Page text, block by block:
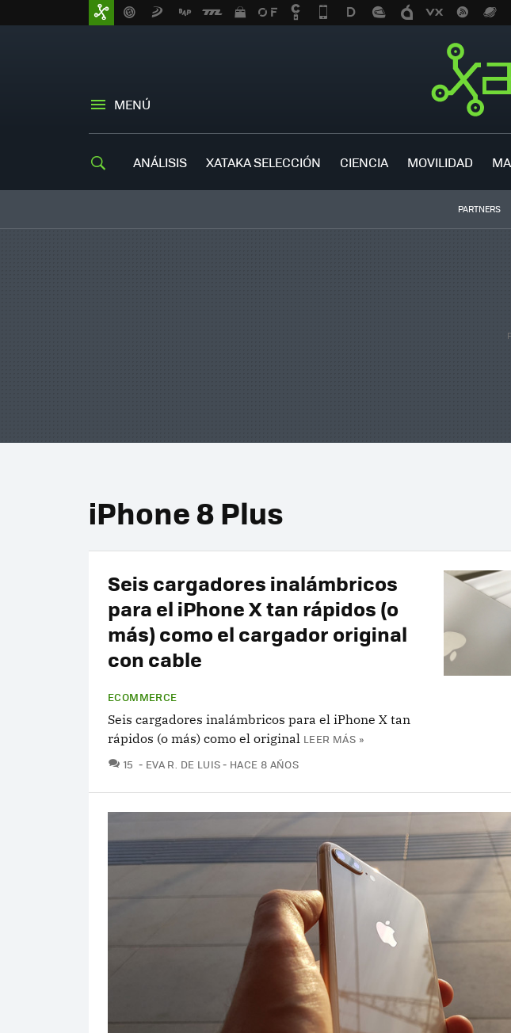
MENÚ
ANÁLISIS XATAKA SELECCIÓN CIENCIA MOVILIDAD
PARTNERS
iPhone 8 Plus
Seis cargadores inalámbricos
para el iPhone X tan rápidos (o
más) como el cargador original
con cable
ECOMMERCE
Seis cargadores inalámbricos para el iPhone X tan
rápidos (o más) como el original LEER MÁS »
15 COMENTARIOS
EVA R. DE LUIS HACE 8 AÑOS